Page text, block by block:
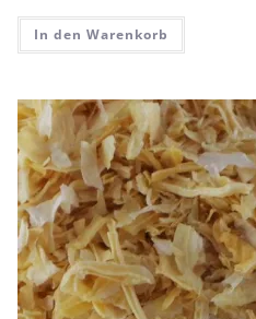
In den Warenkorb